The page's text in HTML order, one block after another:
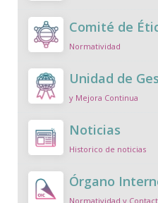
Comité de
Normatividad
Unidad de
y Mejora Continua
Noticias
Historico de noticias
Órgano
Normatividad y